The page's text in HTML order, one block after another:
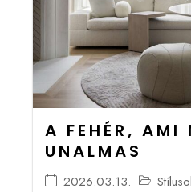
A FEHÉR, AMI
UNALMAS
2026.03.13.